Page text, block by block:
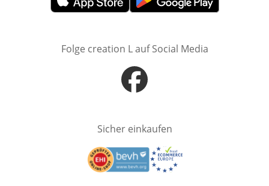
Öffnet in neuem FensterÖffnet in neuem Fenster
Folge creation L auf Social Media
Öffnet in neuem Fenster
Sicher einkaufen
Öffnet in neuem FensterÖffnet in neuem Fenster